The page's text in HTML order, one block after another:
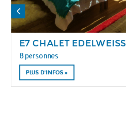
E7 CHALET EDELWEISS
8 personnes
PLUS D'INFOS »